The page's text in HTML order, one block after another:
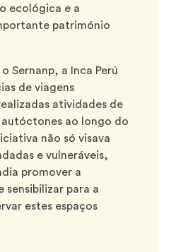
ecológica e a
património
Sernanp, a Inca Perú
de viagens
atividades de
ao longo do
não só visava
e vulneráveis,
promover a
sensibilizar para a
estes espaços